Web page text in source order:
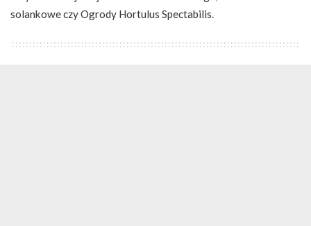
solankowe czy Ogrody Hortulus Spectabilis.